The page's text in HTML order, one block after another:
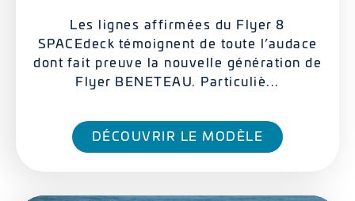
Les lignes affirmées du Flyer 8
SPACEdeck témoignent de toute l’audace
dont fait preuve la nouvelle génération de
Flyer BENETEAU. Particuliè...
DÉCOUVRIR LE MODÈLE